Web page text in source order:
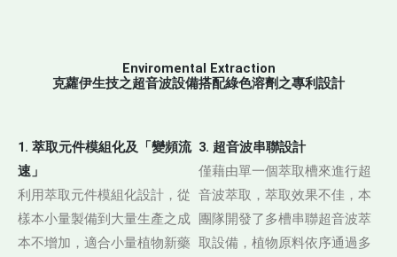
Enviromental Extraction
克蘿伊生技之超音波設備搭配綠色溶劑之專利設計
1. 萃取元件模組化及「變頻流
速」
利用萃取元件模組化設計，從
樣本小量製備到大量生產之成
本不增加，適合小量植物新藥
3. 超音波串聯設計
僅藉由單一個萃取槽來進行超
音波萃取，萃取效果不佳，本
團隊開發了多槽串聯超音波萃
取設備，植物原料依序通過多